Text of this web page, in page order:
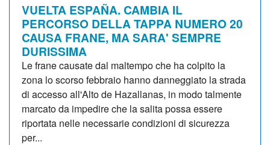
VUELTA ESPAÑA. CAMBIA IL
PERCORSO DELLA TAPPA NUMERO 20
CAUSA FRANE, MA SARA' SEMPRE
DURISSIMA
Le frane causate dal maltempo che ha colpito la
zona lo scorso febbraio hanno danneggiato la strada
di accesso all'Alto de Hazallanas, in modo talmente
marcato da impedire che la salita possa essere
riportata nelle necessarie condizioni di sicurezza
per...